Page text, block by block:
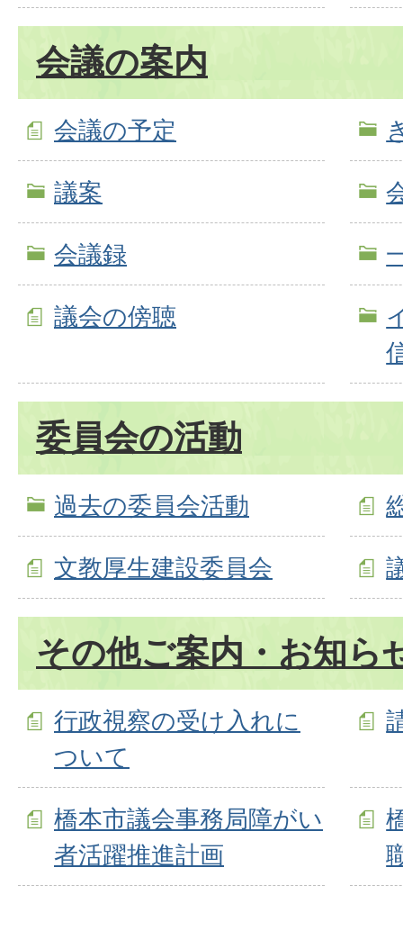
会議の案内
会議の予定
議案
会議録
議会の傍聴
委員会の活動
過去の委員会活動
文教厚生建設委員会
その他ご案内・お知ら
行政視察の受け入れに
ついて
橋本市議会事務局障がい
者活躍推進計画